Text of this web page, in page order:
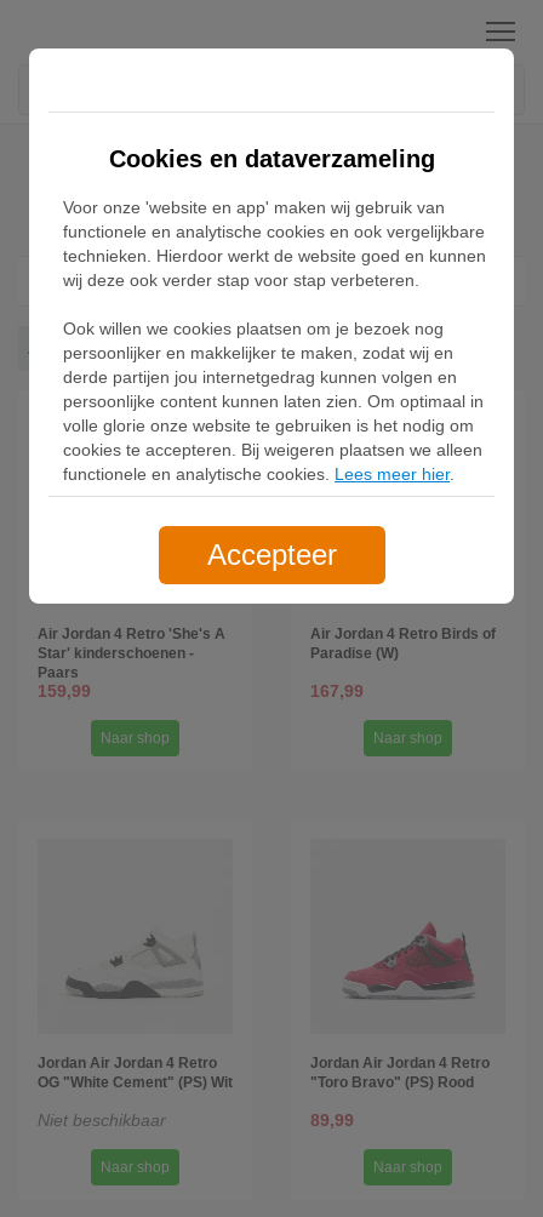
Menu
Home Air Jordan 4 Sneakers
Air Jordan 4 Sneakers
Filter 1
Air Jordan 4 Wis alles
Air Jordan 4 Retro 'She's A
Star' kinderschoenen -
Paars
159,99
Naar shop
Air Jordan 4 Retro Birds of
Paradise (W)
167,99
Naar shop
Jordan Air Jordan 4 Retro
OG "White Cement" (PS) Wit
Niet beschikbaar
Naar shop
Jordan Air Jordan 4 Retro
"Toro Bravo" (PS) Rood
89,99
Naar shop
Cookies en dataverzameling
Voor onze 'website en app' maken wij gebruik van
functionele en analytische cookies en ook vergelijkbare
technieken. Hierdoor werkt de website goed en kunnen
wij deze ook verder stap voor stap verbeteren.
Ook willen we cookies plaatsen om je bezoek nog
persoonlijker en makkelijker te maken, zodat wij en
derde partijen jou internetgedrag kunnen volgen en
persoonlijke content kunnen laten zien. Om optimaal in
volle glorie onze website te gebruiken is het nodig om
cookies te accepteren. Bij weigeren plaatsen we alleen
functionele en analytische cookies. Lees meer hier.
Accepteer